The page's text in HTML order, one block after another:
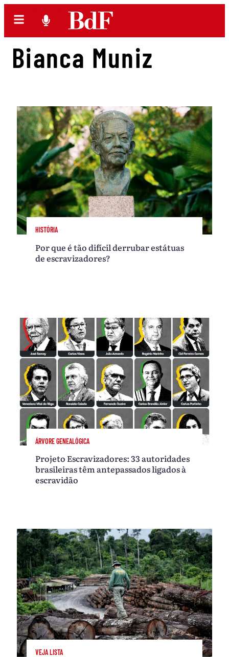
Bianca Muniz
HISTÓRIA
Por que é tão difícil derrubar estátuas
de escravizadores?
ÁRVORE GENEALÓGICA
Projeto Escravizadores: 33 autoridades
brasileiras têm antepassados ligados à
escravidão
VEJA LISTA